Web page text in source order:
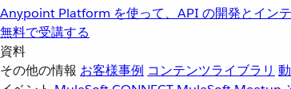
Anypoint Platform を使って、API の開発とイン
無料で受講する
資料
その他の情報 お客様事例 コンテンツライブラリ